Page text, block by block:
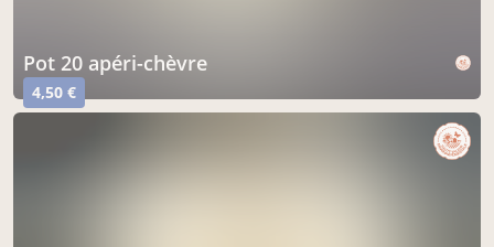
pot 20 apéri-chèvre
4,50 €